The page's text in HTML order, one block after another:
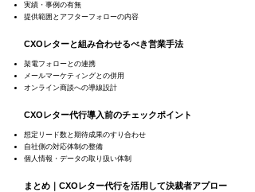
実績・事例の有無
提供範囲とアフターフォローの内容
CXOレターと組み合わせるべき営業手法
架電フォローとの連携
メールマーケティングとの併用
オンライン商談への導線設計
CXOレター代行導入前のチェックポイント
想定リード数と期待成果のすり合わせ
自社側の対応体制の整備
個人情報・データの取り扱い体制
まとめ｜CXOレター代行を活用して決裁者アプロー